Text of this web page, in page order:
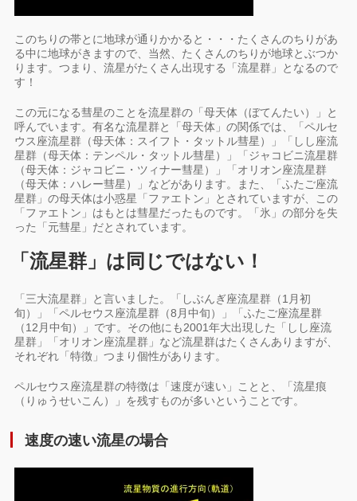
このちりの帯とに地球が通りかかると・・・たくさんのちりがあ
る中に地球がきますので、当然、たくさんのちりが地球とぶつか
ります。つまり、流星がたくさん出現する「流星群」となるので
す！
この元になる彗星のことを流星群の「母天体（ぼてんたい）」と
呼んでいます。有名な流星群と「母天体」の関係では、「ペルセ
ウス座流星群（母天体：スイフト・タットル彗星）」「しし座流
星群（母天体：テンペル・タットル彗星）」「ジャコビニ流星群
（母天体：ジャコビニ・ツィナー彗星）」「オリオン座流星群
（母天体：ハレー彗星）」などがあります。また、「ふたご座流
星群」の母天体は小惑星「ファエトン」とされていますが、この
「ファエトン」はもとは彗星だったものです。「氷」の部分を失
った「元彗星」だとされています。
「流星群」は同じではない！
「三大流星群」と言いました。「しぶんぎ座流星群（1月初
旬）」「ペルセウス座流星群（8月中旬）」「ふたご座流星群
（12月中旬）」です。その他にも2001年大出現した「しし座流
星群」「オリオン座流星群」など流星群はたくさんありますが、
それぞれ「特徴」つまり個性があります。
ペルセウス座流星群の特徴は「速度が速い」ことと、「流星痕
（りゅうせいこん）」を残すものが多いということです。
速度の速い流星の場合